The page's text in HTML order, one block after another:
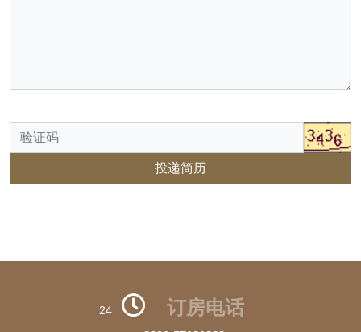
投递简历
24 订房电话